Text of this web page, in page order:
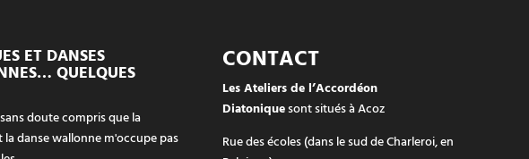
ET DANSES
QUELQUES
doute compris que la
la danse wallonne m'occupe pas
CONTACT
Les Ateliers de l’Accordéon
Diatoniquesont situés à Acoz
Rue des écoles (dans le sud de Charleroi, en